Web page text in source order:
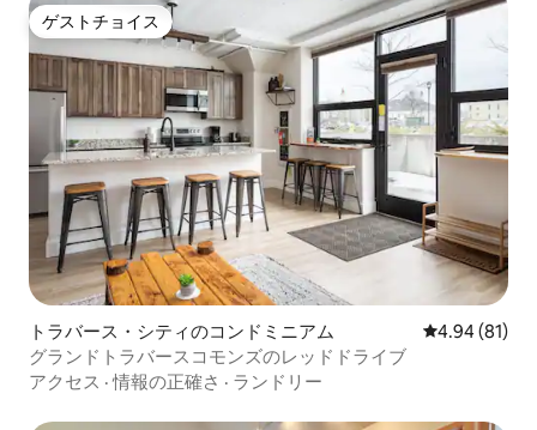
ゲストチョイス
ゲストチョイス
トラバース・シティのコンドミニアム レビュー81
4.94 (81)
グランドトラバースコモンズのレッドドライブ
アクセス ·情報の正確さ · ランドリー